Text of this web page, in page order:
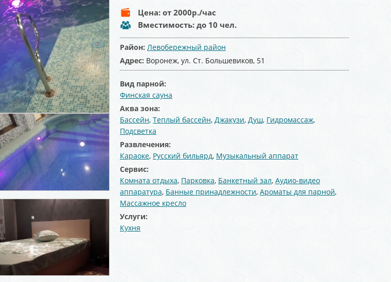
Цена: от 2000р./час
Вместимость: до 10 чел.
Район: Левобережный район
Адрес: Воронеж, ул. Ст. Большевиков, 51
Вид парной:
Финская сауна
Аква зона:
Бассейн, Теплый бассейн, Джакузи, Душ, Гидромассаж,
Подсветка
Развлечения:
Караоке, Русский бильярд, Музыкальный аппарат
Сервис:
Комната отдыха, Парковка, Банкетный зал, Аудио-видео
аппаратура, Банные принадлежности, Ароматы для парной,
Массажное кресло
Услуги:
Кухня